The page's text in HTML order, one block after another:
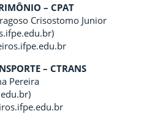
– CPAT
Crisostomo Junior
– CTRANS
Pereira